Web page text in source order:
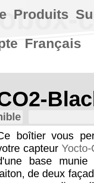
boîtier vous
capteur Yocto-
base
de deux
Produits
Français